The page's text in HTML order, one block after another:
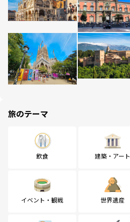
旅のテーマ
飲食 建築・アート
イベント・観戦 世界遺産